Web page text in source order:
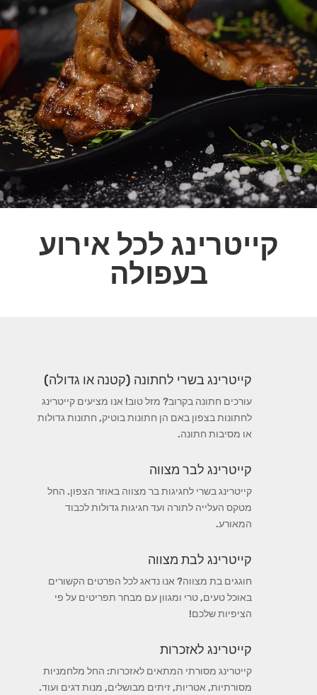
קייטרינג לכל אירוע
בעפולה
קייטרינג בשרי לחתונה (קטנה או גדולה)
עורכים חתונה בקרוב? מזל טוב! אנו מציעים קייטרינג
לחתונות בצפון באם הן חתונות בוטיק, חתונות גדולות
או מסיבות חתונה.
קייטרינג לבר מצווה
קייטרינג בשרי לחגיגות בר מצווה באוזר הצפון. החל
מטקס העלייה לתורה ועד חגיגות גדולות לכבוד
המאורע.
קייטרינג לבת מצווה
חוגגים בת מצווה? אנו נדאג לכל הפרטים הקשורים
באוכל טעים, טרי ומגוון עם מבחר תפריטים על פי
הציפיות שלכם!
קייטרינג לאזכרות
קייטרינג מסורתי המתאים לאזכרות: החל מלחמניות
מסורתיות, אטריות, זיתים מבושלים, מנות דגים ועוד.